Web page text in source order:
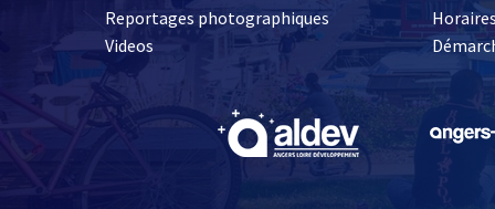
Reportages photographiques
Videos, Ouvre une nouvelle fenêtre
, Ouvre une